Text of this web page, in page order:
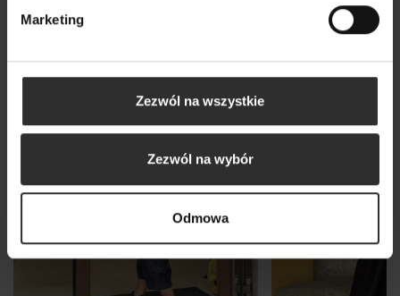
Marketing
Zezwól na wszystkie
Zezwól na wybór
Odmowa